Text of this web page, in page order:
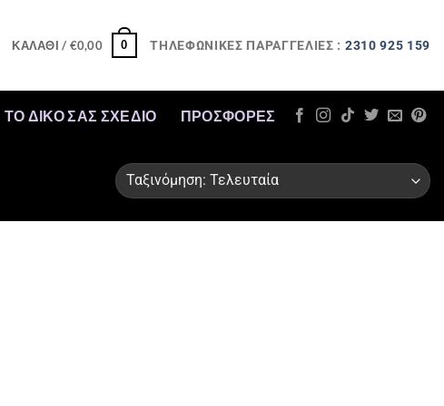
ΚΑΛΆΘΙ / €0,00 0 ΤΗΛΕΦΩΝΙΚΕΣ ΠΑΡΑΓΓΕΛΙΕΣ : 2310 925 159
ΤΟ ΔΙΚΟ ΣΑΣ ΣΧΕΔΙΟ ΠΡΟΣΦΟΡΈΣ